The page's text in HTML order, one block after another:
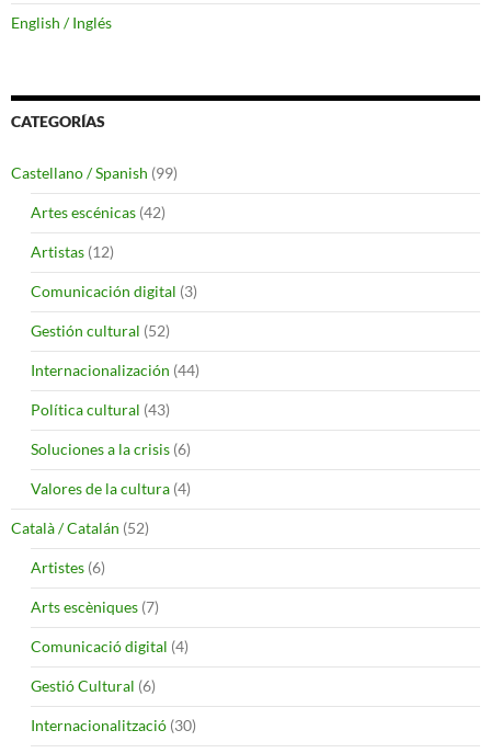
English / Inglés
CATEGORÍAS
Castellano / Spanish (99)
Artes escénicas (42)
Artistas (12)
Comunicación digital (3)
Gestión cultural (52)
Internacionalización (44)
Política cultural (43)
Soluciones a la crisis (6)
Valores de la cultura (4)
Català / Catalán (52)
Artistes (6)
Arts escèniques (7)
Comunicació digital (4)
Gestió Cultural (6)
Internacionalització (30)